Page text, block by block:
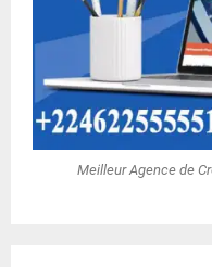
Meilleur Agence de